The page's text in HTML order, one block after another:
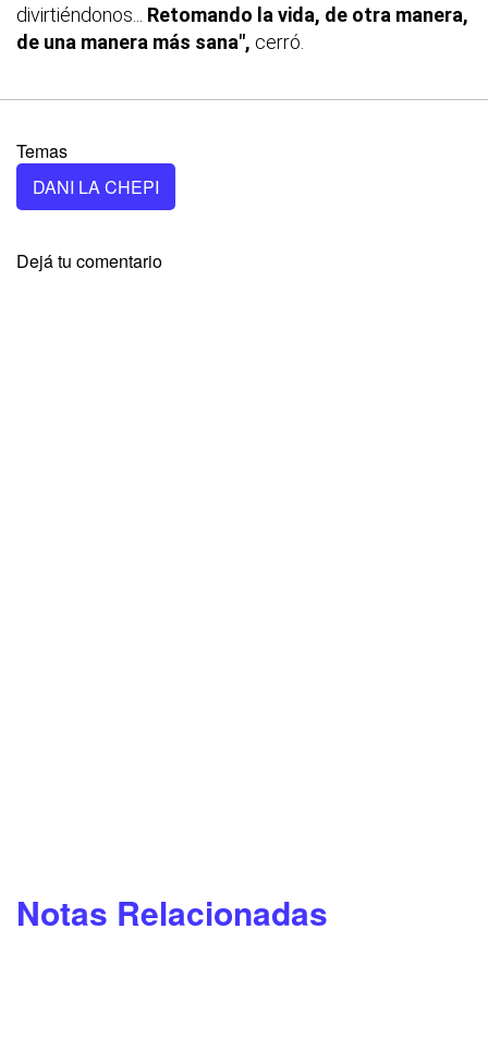
divirtiéndonos... Retomando la vida, de otra manera,
de una manera más sana", cerró.
Temas
DANI LA CHEPI
Dejá tu comentario
Notas Relacionadas